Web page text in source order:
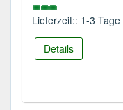
Lieferzeit:: 1-3 Tage
Details